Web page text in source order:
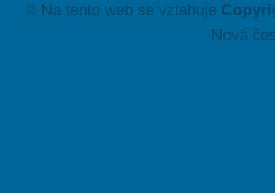
© Na tento web se vztahuje
Nová